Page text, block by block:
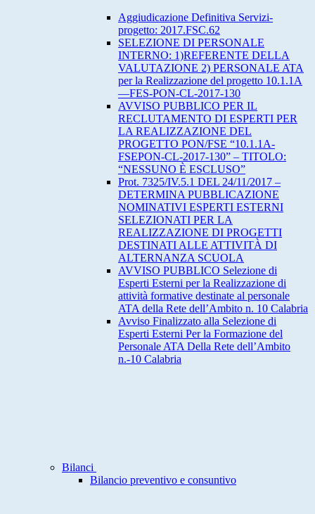
Aggiudicazione Definitiva Servizi-
progetto: 2017.FSC.62
SELEZIONE DI PERSONALE
INTERNO: 1)REFERENTE DELLA
VALUTAZIONE 2) PERSONALE ATA
per la Realizzazione del progetto 10.1.1A
—FES-PON-CL-2017-130
AVVISO PUBBLICO PER IL
RECLUTAMENTO DI ESPERTI PER
LA REALIZZAZIONE DEL
PROGETTO PON/FSE “10.1.1A-
FSEPON-CL-2017-130” – TITOLO:
“NESSUNO È ESCLUSO”
Prot. 7325/IV.5.1 DEL 24/11/2017 –
DETERMINA PUBBLICAZIONE
NOMINATIVI ESPERTI ESTERNI
SELEZIONATI PER LA
REALIZZAZIONE DI PROGETTI
DESTINATI ALLE ATTIVITÀ DI
ALTERNANZA SCUOLA
AVVISO PUBBLICO Selezione di
Esperti Esterni per la Realizzazione di
attività formative destinate al personale
ATA della Rete dell’Ambito n. 10 Calabria
Avviso Finalizzato alla Selezione di
Esperti Esterni Per la Formazione del
Personale ATA Della Rete dell’Ambito
n.-10 Calabria
Bilanci
Bilancio preventivo e consuntivo